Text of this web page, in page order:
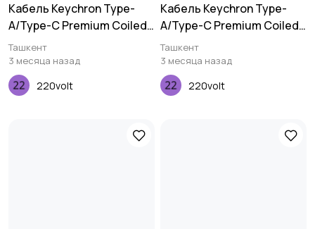
Кабель Keychron Type-
A/Type-C Premium Coiled
Aviator, Cable-Straight,
Purple
Ташкент
3 месяца назад
220volt
Кабель Keychron Type-
A/Type-C Premium Coiled
Aviator, Cable-Straight,
Red
Ташкент
3 месяца назад
220volt